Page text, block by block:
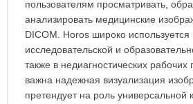
пользователям просматривать,
анализировать медицинские
DICOM. Horos широко используется
исследовательской и
также в недиагностических рабочих
важна надежная визуализация
претендует на роль универсальной